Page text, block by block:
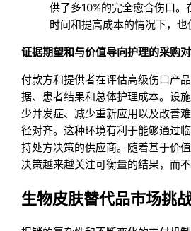
供了多10%的完全愈合伤口
时间和提高成本的情况下，也
证据期望和与价值导向护理的采购
付款方和提供者在评估高级伤口产
据、患者结果和总体护理成本。设
少并发症、减少重新应用以及改善
径对齐。这种环境有利于能够通过
持处方决策的供应商。随着基于价
决策越来越关注可衡量的结果，而不
生物皮肤替代品市场挑